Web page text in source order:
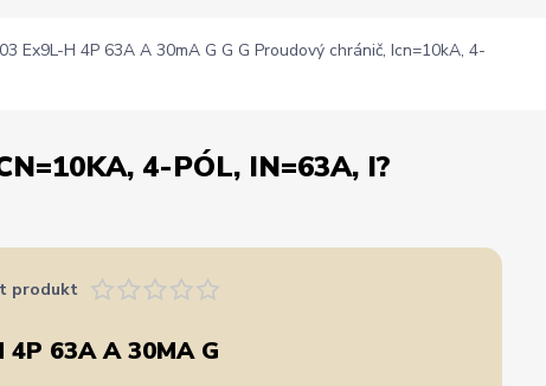
Ex9L-H 4P 63A A 30mA G G G Proudový chránič, Icn=10kA, 4-
4-PÓL, IN=63A, I?
produkt
4P 63A A 30MA G